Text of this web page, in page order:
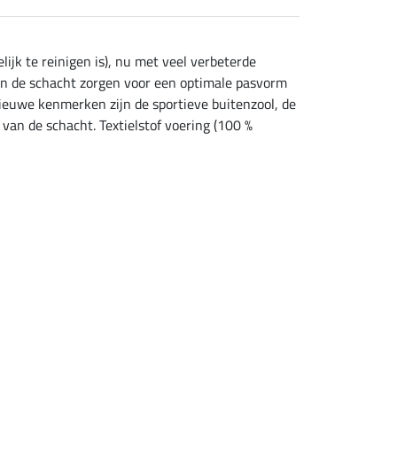
te reinigen is), nu met veel verbeterde
de schacht zorgen voor een optimale pasvorm
kenmerken zijn de sportieve buitenzool, de
de schacht. Textielstof voering (100 %